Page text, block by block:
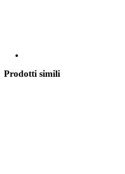
Prodotti simili